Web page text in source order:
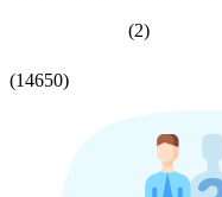
(2)
(14650)